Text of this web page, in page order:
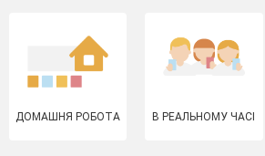
ДОМАШНЯ РОБОТА В РЕАЛЬНОМУ ЧАСІ